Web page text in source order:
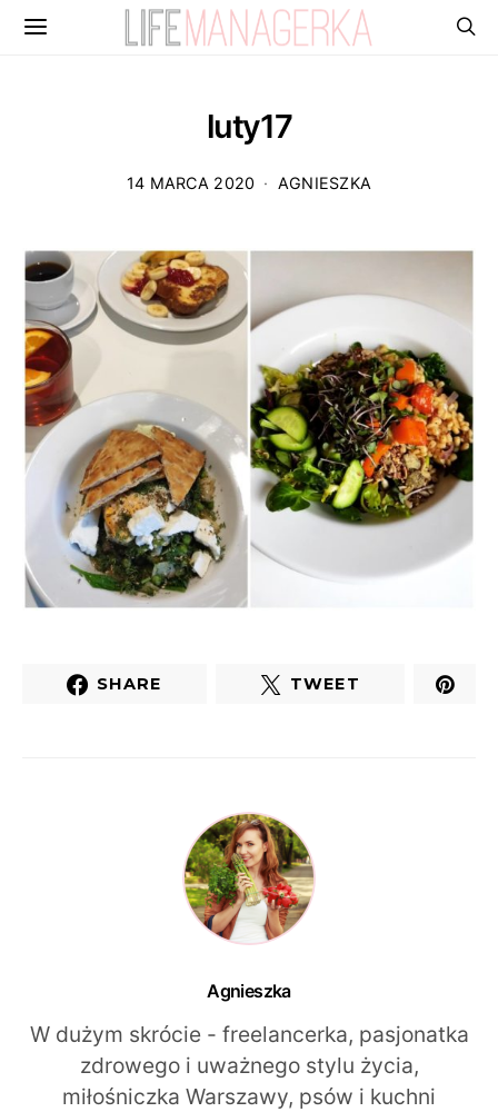
luty17
14 MARCA 2020 AGNIESZKA
SHARE TWEET
Agnieszka
W dużym skrócie - freelancerka, pasjonatka
zdrowego i uważnego stylu życia,
miłośniczka Warszawy, psów i kuchni